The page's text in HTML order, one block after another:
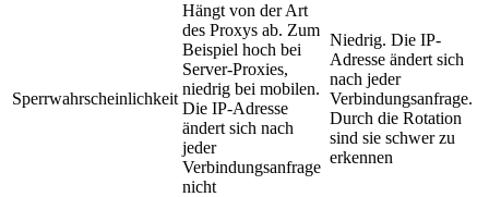
Sperrwahrscheinlichkeit
Hängt von der Art
des Proxys ab. Zum
Beispiel hoch bei
Server-Proxies,
niedrig bei mobilen.
Die IP-Adresse
ändert sich nach
jeder
Verbindungsanfrage
nicht
Niedrig. Die IP-
Adresse ändert sich
nach jeder
Verbindungsanfrage.
Durch die Rotation
sind sie schwer zu
erkennen